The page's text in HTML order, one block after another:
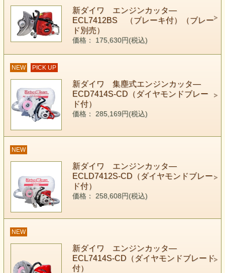
新ダイワ エンジンカッタ―
ECL7412BS （ブレーキ付）（ブレー
ド別売）
価格： 175,630円(税込)
NEW PICK UP
新ダイワ 集塵式エンジンカッタ―
ECD7414S-CD（ダイヤモンドブレー
ド付）
価格： 285,169円(税込)
NEW
新ダイワ エンジンカッタ―
ECLD7412S-CD（ダイヤモンドブレー
ド付）
価格： 258,608円(税込)
NEW
新ダイワ エンジンカッタ―
ECL7414S-CD（ダイヤモンドブレード
付）